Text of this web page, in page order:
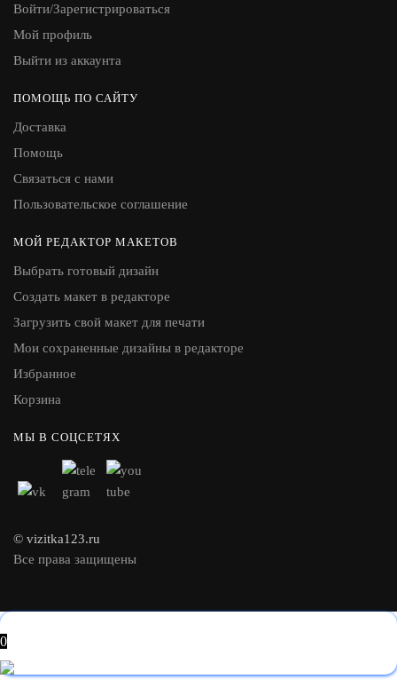
Войти/Зарегистрироваться
Мой профиль
Выйти из аккаунта
ПОМОЩЬ ПО САЙТУ
Доставка
Помощь
Связаться с нами
Пользовательское соглашение
МОЙ РЕДАКТОР МАКЕТОВ
Выбрать готовый дизайн
Создать макет в редакторе
Загрузить свой макет для печати
Мои сохраненные дизайны в редакторе
Избранное
Корзина
МЫ В СОЦСЕТЯХ
© vizitka123.ru
Все права защищены
0